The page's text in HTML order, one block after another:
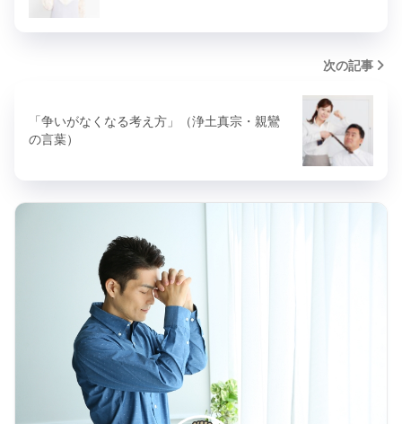
次の記事
「争いがなくなる考え方」（浄土真宗・親鸞
の言葉）